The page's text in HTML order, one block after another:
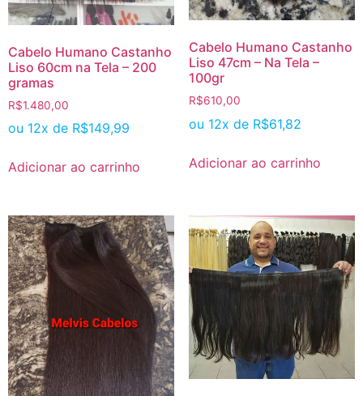
Cabelo Humano Castanho
Liso 60cm na Tela – 200
gramas
R$1.480,00
ou 12x de R$149,99
Adicionar ao carrinho
Cabelo Humano Castanho
Liso 47cm – Na Tela –
100gr
R$610,00
ou 12x de R$61,82
Adicionar ao carrinho